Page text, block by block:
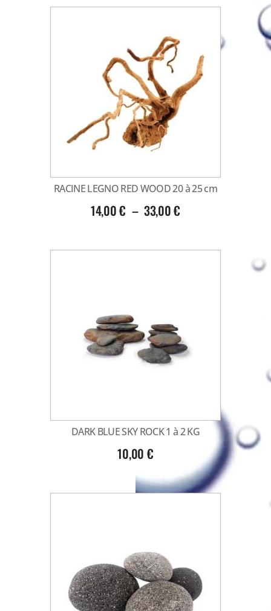
RACINE LEGNO RED WOOD 20 à 25 cm
14,00€ – 33,00€
DARK BLUE SKY ROCK 1 à 2 KG
10,00 €